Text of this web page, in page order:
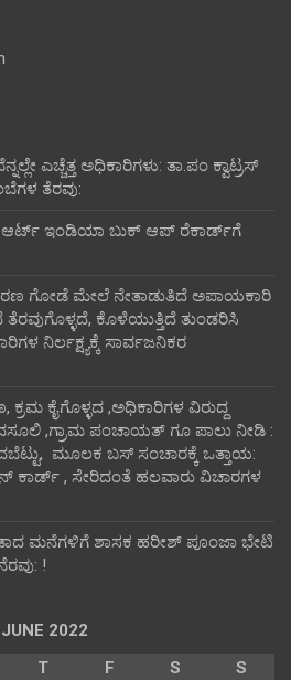
ಎಚ್ಚೆತ್ತ ಅಧಿಕಾರಿಗಳು: ತಾ.ಪಂ ಕ್ವಾಟ್ರಸ್
ತೆರವು:
ಆರ್ಟ್ ಇಂಡಿಯಾ ಬುಕ್ ಆಪ್ ರೆಕಾರ್ಡ್‌ಗೆ
ಗೋಡೆ ಮೇಲೆ ನೇತಾಡುತಿದೆ ಅಪಾಯಕಾರಿ
ಕೊಳೆಯುತ್ತಿದೆ ತುಂಡರಿಸಿ
ನಿರ್ಲಕ್ಷ್ಯಕ್ಕೆ ಸಾರ್ವಜನಿಕರ
ಕ್ರಮ ಕೈಗೊಳ್ಳದ ,ಅಧಿಕಾರಿಗಳ ವಿರುದ್ದ
,ಗ್ರಾಮ ಪಂಚಾಯತ್ ಗೂ ಪಾಲು ನೀಡಿ :
ಮೂಲಕ ಬಸ್ ಸಂಚಾರಕ್ಕೆ ಒತ್ತಾಯ:
ಕಾರ್ಡ್ , ಸೇರಿದಂತೆ ಹಲವಾರು ವಿಚಾರಗಳ
ಮನೆಗಳಿಗೆ ಶಾಸಕ ಹರೀಶ್ ಪೂಂಜಾ ಭೇಟಿ
!
JUNE 2022
T F S S